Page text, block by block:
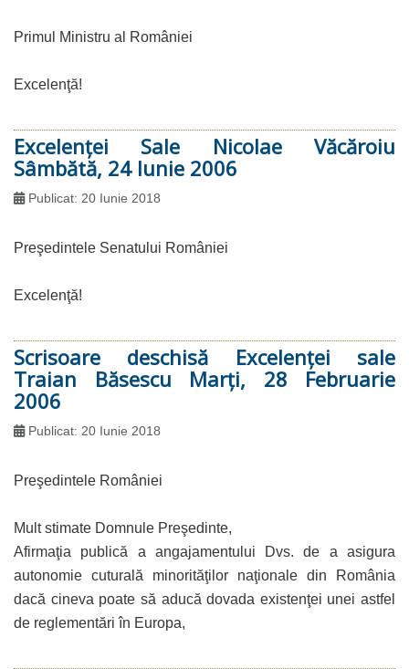
Primul Ministru al României
Excelenţă!
Excelenţei Sale Nicolae Văcăroiu
Sâmbătă, 24 Iunie 2006
Publicat: 20 Iunie 2018
Preşedintele Senatului României
Excelenţă!
Scrisoare deschisă Excelenţei sale
Traian Băsescu Marţi, 28 Februarie
2006
Publicat: 20 Iunie 2018
Preşedintele României
Mult stimate Domnule Preşedinte,
Afirmaţia publică a angajamentului Dvs. de a asigura
autonomie cuturală minorităţilor naţionale din România
dacă cineva poate să aducă dovada existenţei unei astfel
de reglementări în Europa,